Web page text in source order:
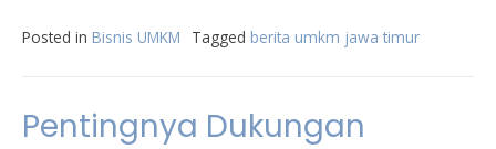
Posted in Bisnis UMKM Tagged berita umkm jawa timur
Pentingnya Dukungan